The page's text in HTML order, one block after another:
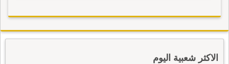
الاكثر شعبية اليوم